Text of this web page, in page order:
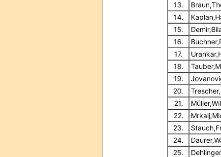
13.
14.
15.
16.
17.
18.
19.
20.
21.
22.
23.
24.
25.